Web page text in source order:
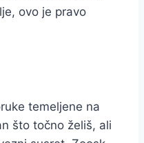
ovo je pravo
temeljene na
što točno želiš, ali